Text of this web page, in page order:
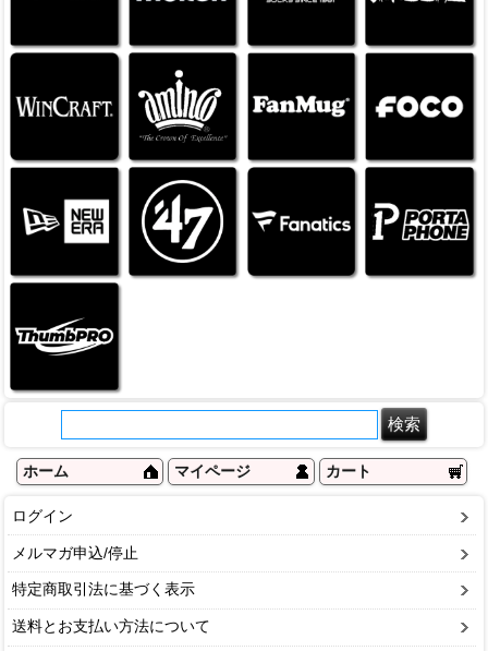
ホーム マイページ カート
ログイン
メルマガ申込/停止
特定商取引法に基づく表示
送料とお支払い方法について